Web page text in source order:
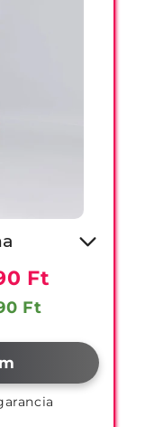
Fejbőr
Ft
Ft